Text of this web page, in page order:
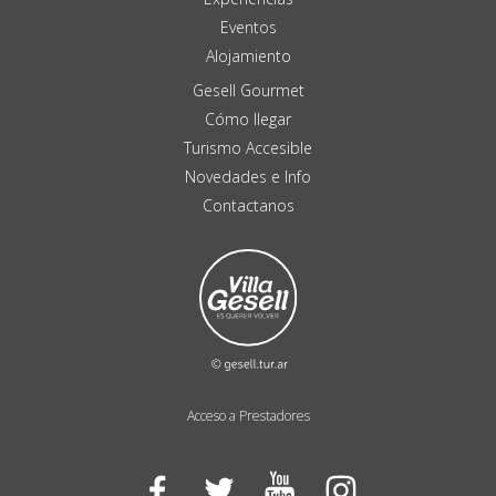
Acceso a Prestadores
Eventos
Alojamiento
Gesell Gourmet
Cómo llegar
Turismo Accesible
Novedades e Info
Contactanos
Facebook Twitter YouTube